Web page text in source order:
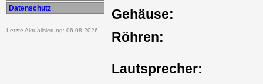
Datenschutz
Letzte Aktualisierung: 06.08.2026
Gehäuse:
Röhren:
Lautsprecher: